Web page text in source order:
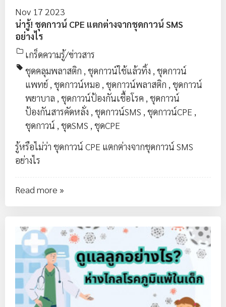
Nov 17 2023
น่ารู้! ชุดกาวน์ CPE แตกต่างจากชุดกาวน์ SMS
อย่างไร
เกร็ดความรู้/ข่าวสาร
ชุดคลุมพลาสติก , ชุดกาวน์ใช้แล้วทิ้ง , ชุดกาวน์
แพทย์ , ชุดกาวน์หมอ , ชุดกาวน์พลาสติก , ชุดกาวน์
พยาบาล , ชุดกาวน์ป้องกันเชื้อโรค , ชุดกาวน์
ป้องกันสารคัดหลั่ง , ชุดกาวน์SMS , ชุดกาวน์CPE ,
ชุดกาวน์ , ชุดSMS , ชุดCPE
รู้หรือไม่ว่า ชุดกาวน์ CPE แตกต่างจากชุดกาวน์ SMS
อย่างไร
Read more »